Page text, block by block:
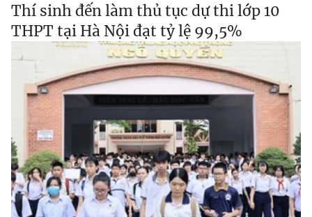
Thí sinh đến làm thủ tục dự thi lớp 10
THPT tại Hà Nội đạt tỷ lệ 99,5%